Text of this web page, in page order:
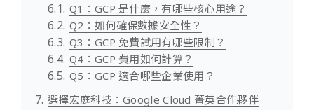
Q1：GCP 是什麼，有哪些核心用途？
Q2：如何確保數據安全性？
Q3：GCP 免費試用有哪些限制？
Q4：GCP 費用如何計算？
Q5：GCP 適合哪些企業使用？
選擇宏庭科技：Google Cloud 菁英合作夥伴